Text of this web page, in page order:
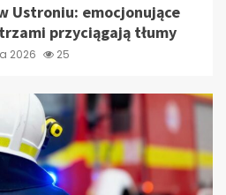
Ustroniu: emocjonujące
przyciągają tłumy
2026 25